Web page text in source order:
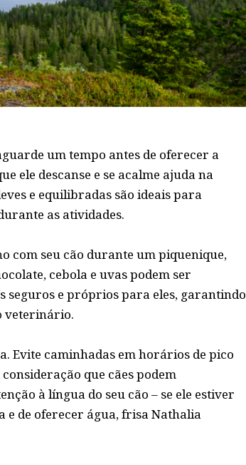
um tempo antes de oferecer a
ele descanse e se acalme ajuda na
e equilibradas são ideais para
as atividades.
com seu cão durante um piquenique,
cebola e uvas podem ser
seguros e próprios para eles, garantindo
veterinário.
Evite caminhadas em horários de pico
que cães podem
à língua do seu cão – se ele estiver
e de oferecer água, frisa Nathalia